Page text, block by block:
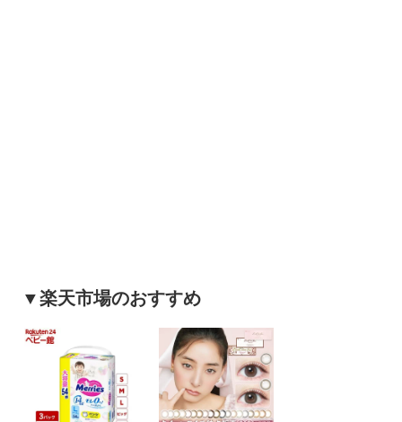
▼楽天市場のおすすめ